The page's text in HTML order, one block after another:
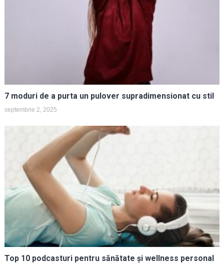
7 moduri de a purta un pulover supradimensionat cu stil
septembrie 2, 2025
Top 10 podcasturi pentru sănătate și wellness personal